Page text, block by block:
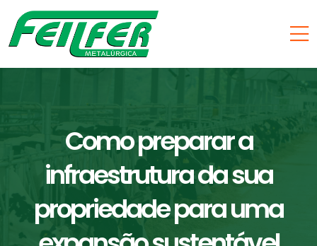
Como preparar a
infraestrutura da sua
propriedade para uma